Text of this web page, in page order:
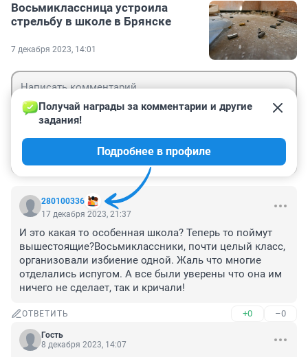
Восьмиклассница устроила
стрельбу в школе в Брянске
7 декабря 2023, 14:01
280100336
Получай награды за комментарии и другие
задания!
Подробнее в профиле
17 декабря 2023, 21:37
И это какая то особенная школа? Теперь то поймут
вышестоящие?Восьмиклассники, почти целый класс,
организовали избиение одной. Жаль что многие
отделались испугом. А все были уверены что она им
ничего не сделает, так и кричали!
ОТВЕТИТЬ +0 –0
Гость
8 декабря 2023, 14:07